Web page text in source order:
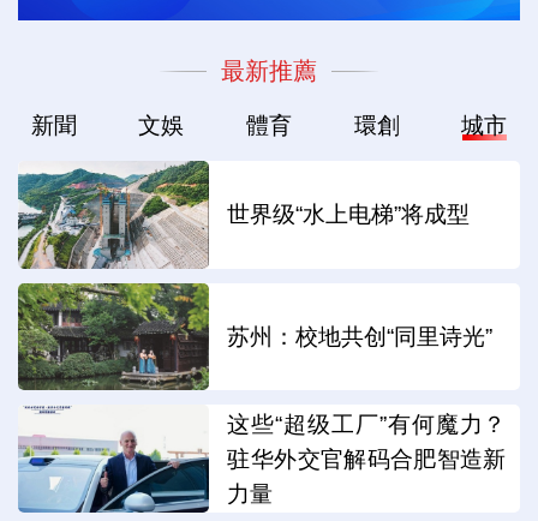
最新推薦
新聞 文娛 體育 環創 城市
世界级“水上电梯”将成型
苏州：校地共创“同里诗光”
这些“超级工厂”有何魔力？
驻华外交官解码合肥智造新
力量